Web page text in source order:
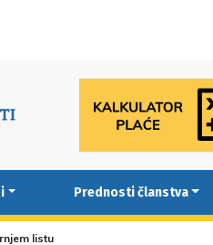
Prednosti članstva
listu